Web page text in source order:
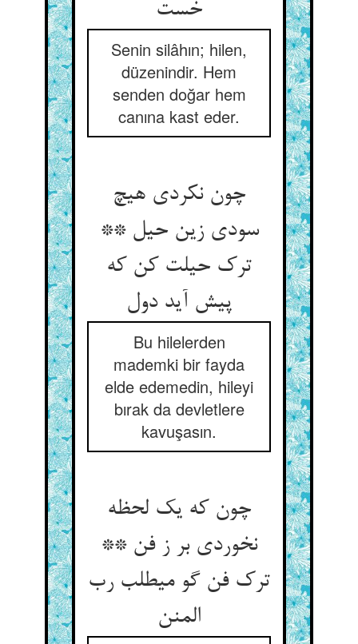
خست‏
Senin silâhın; hilen,
düzenindir. Hem
senden doğar hem
canına kast eder.
چون نکردی هیچ
سودی زین حیل **
ترک حیلت کن که
پیش آید دول‏
Bu hilelerden
mademki bir fayda
elde edemedin, hileyi
bırak da devletlere
kavuşasın.
چون که یک لحظه
نخوردی بر ز فن **
ترک فن گو می‏طلب رب
المنن‏